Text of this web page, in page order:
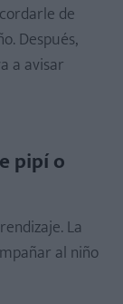
de
Después,
a avisar
pipí o
La
al niño